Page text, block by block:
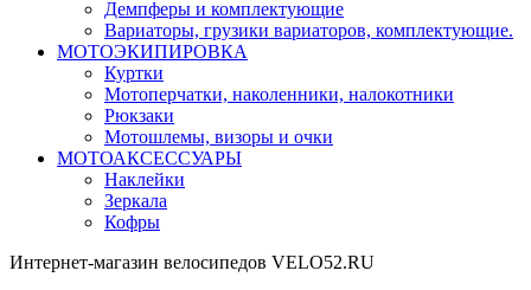
Демпферы и комплектующие
Вариаторы, грузики вариаторов, комплектующие.
МОТОЭКИПИРОВКА
Куртки
Мотоперчатки, наколенники, налокотники
Рюкзаки
Мотошлемы, визоры и очки
МОТОАКСЕССУАРЫ
Наклейки
Зеркала
Кофры
Интернет-магазин велосипедов VELO52.RU